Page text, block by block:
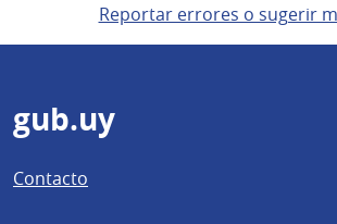
Reportar errores o sugerir
Pie
de
página
gub.uy
Contacto